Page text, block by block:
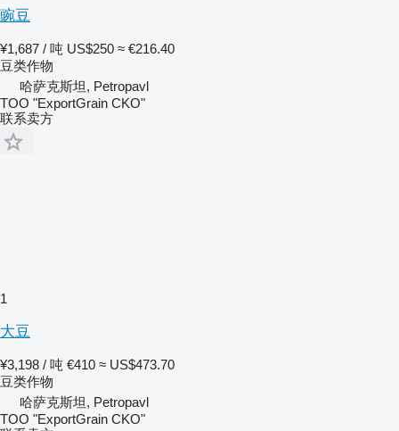
豌豆
¥1,687 / 吨 US$250 ≈ €216.40
豆类作物
哈萨克斯坦, Petropavl
TOO "ExportGrain CKO"
联系卖方
1
大豆
¥3,198 / 吨 €410 ≈ US$473.70
豆类作物
哈萨克斯坦, Petropavl
TOO "ExportGrain CKO"